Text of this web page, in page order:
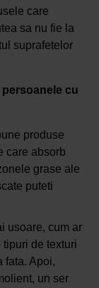
care
sa nu fie la
suprafetelor
cu
produse
care absorb
grase ale
puteti
usoare, cum ar
de texturi
fata. Apoi,
un ser